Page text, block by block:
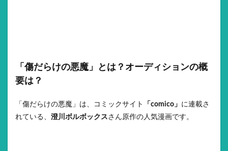
「傷だらけの悪魔」とは？オーディションの概
要は？
「傷だらけの悪魔」は、コミックサイト 「comico」 に連載さ
れている、 澄川ボルボックスさん原作の人気漫画です。